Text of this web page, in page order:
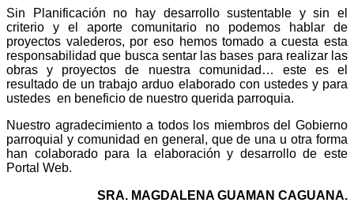
Sin Planificación no hay desarrollo sustentable y sin el
criterio y el aporte comunitario no podemos hablar de
proyectos valederos, por eso hemos tomado a cuesta esta
responsabilidad que busca sentar las bases para realizar las
obras y proyectos de nuestra comunidad… este es el
resultado de un trabajo arduo elaborado con ustedes y para
ustedes en beneficio de nuestro querida parroquia.
Nuestro agradecimiento a todos los miembros del Gobierno
parroquial y comunidad en general, que de una u otra forma
han colaborado para la elaboración y desarrollo de este
Portal Web.
SRA. MAGDALENA GUAMAN CAGUANA.